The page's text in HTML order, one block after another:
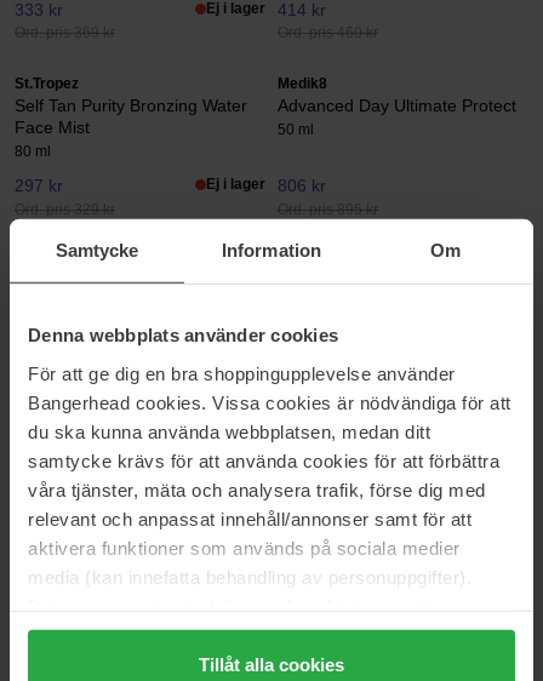
Samtycke Information Om
Denna webbplats använder cookies
För att ge dig en bra shoppingupplevelse använder
Bangerhead cookies. Vissa cookies är nödvändiga för att
du ska kunna använda webbplatsen, medan ditt
samtycke krävs för att använda cookies för att förbättra
våra tjänster, mäta och analysera trafik, förse dig med
relevant och anpassat innehåll/annonser samt för att
aktivera funktioner som används på sociala medier
media (kan innefatta behandling av personuppgifter).
Genom att trycka på "Tillåt alla cookies" accepterar du
alla cookies, medan du under "Detaljer" kan anpassa
Tillåt alla cookies
333 kr
Ord. pris 369 kr
Ej i lager 414 kr
Ord. pris 460 kr
St.Tropez
Self Tan Purity Bronzing Water
Face Mist
80 ml
297 kr
Ord. pris 329 kr
Ej i lager
Medik8
Advanced Day Ultimate Protect
50 ml
806 kr
Ord. pris 895 kr
Heliocare
A-R Emulsion SPF50+
435 kr
Bronza
Bronzing Mousse
288 kr
Ord. pris 319 kr
Elemis
Pro-Collagen Marine Cream
SPF30
50 ml
1 679 kr Ej i lager
EVY Technology
Daily Tan Activator
150 ml
234 kr
Ord. pris 259 kr
Ej i lager
Broad Spectrum SPF 30 PA +++